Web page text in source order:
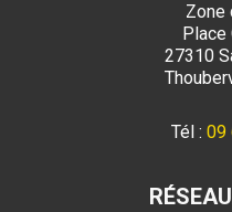
Zone
Place
27310
Tél : 09